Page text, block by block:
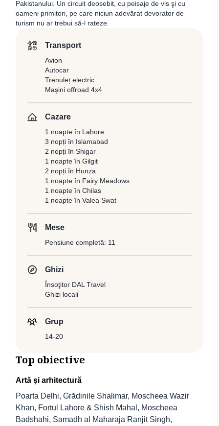
Pakistanului. Un circuit deosebit, cu peisaje de vis şi cu
oameni primitori, pe care niciun adevărat devorator de
turism nu ar trebui să-l rateze.
Transport
Avion
Autocar
Trenuleț electric
Mașini offroad 4x4
Cazare
1 noapte în Lahore
3 nopți în Islamabad
2 nopți în Shigar
1 noapte în Gilgit
2 nopți în Hunza
1 noapte în Fairy Meadows
1 noapte în Chilas
1 noapte în Valea Swat
Mese
Pensiune completă: 11
Ghizi
Însoţitor DAL Travel
Ghizi locali
Grup
14-20
Top obiective
Artă şi arhitectură
Poarta Delhi, Grădinile Shalimar, Moscheea Wazir
Khan, Fortul Lahore & Shish Mahal, Moscheea
Badshahi, Samadh al Maharaja Ranjit Singh,